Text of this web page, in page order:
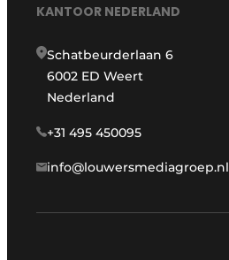
KANTOOR NEDERLAND
Schatbeurderlaan 6
6002 ED Weert
Nederland
+31 495 450095
info@louwersmediagroep.nl